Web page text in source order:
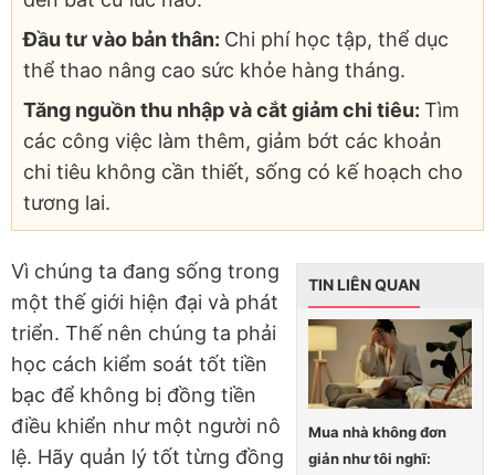
Đầu tư vào bản thân: Chi phí học tập, thể dục
thể thao nâng cao sức khỏe hàng tháng.
Tăng nguồn thu nhập và cắt giảm chi tiêu: Tìm
các công việc làm thêm, giảm bớt các khoản
chi tiêu không cần thiết, sống có kế hoạch cho
tương lai.
TIN LIÊN QUAN
Mua nhà không đơn
giản như tôi nghĩ:
Vì chúng ta đang sống trong
một thế giới hiện đại và phát
triển. Thế nên chúng ta phải
học cách kiểm soát tốt tiền
bạc để không bị đồng tiền
điều khiển như một người nô
lệ. Hãy quản lý tốt từng đồng